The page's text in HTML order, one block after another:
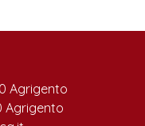
Agrigento
Agrigento